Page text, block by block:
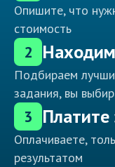
Опишите, что
стоимость
2
Подбираем
задания, вы
3 Платите
Оплачиваете,
результатом